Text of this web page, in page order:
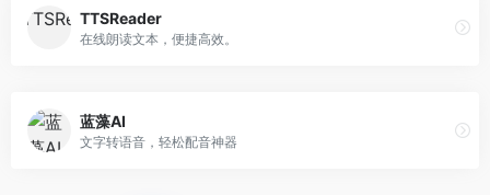
TTSReader
在线朗读文本，便捷高效。
蓝藻AI
文字转语音，轻松配音神器